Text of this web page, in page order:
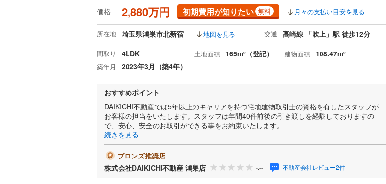
価格 2,880万円 初期費用が知りたい 無料 月々の支払い目安を見る
所在地 埼玉県鴻巣市北新宿 地図を見る 交通 高崎線 「吹上」駅 徒歩12分
間取り 4LDK 土地面積 165m2 （登記） 建物面積 108.47m2
築年月 2023年3月（築4年）
おすすめポイント
DAIKICHI不動産では5年以上のキャリアを持つ宅地建物取引士の資格を有したスタッフが
お客様の担当をいたします。スタッフは年間40件前後の引き渡しを経験しておりますの
で、安心、安全のお取引ができる事をお約束いたします。
続きを見る
ブロンズ推奨店
株式会社DAIKICHI不動産 鴻巣店
-.-- 不動産会社レビュー2件